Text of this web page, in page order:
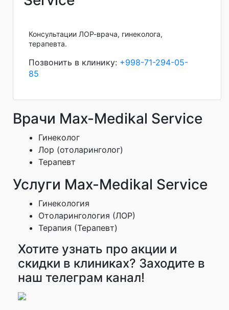
Консультации ЛОР-врача, гинеколога,
терапевта.
Позвонить в клинику: +998-71-294-05-
85
Врачи Max-Medikal Service
Гинеколог
Лор (отоларинголог)
Терапевт
Услуги Max-Medikal Service
Гинекология
Отоларингология (ЛОР)
Терапия (Терапевт)
Хотите узнать про акции и
скидки в клиниках? Заходите в
наш телеграм канал!